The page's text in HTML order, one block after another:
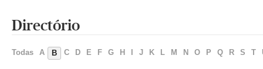
Directório
Todas A B C D E F G H J K L M N O P Q R S T